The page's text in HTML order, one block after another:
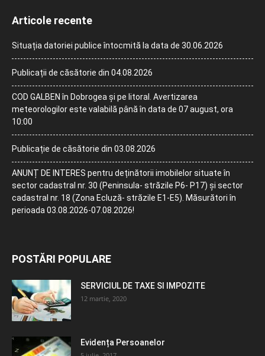
Articole recente
Situația datoriei publice întocmită la data de 30.06.2026
Publicații de căsătorie din 04.08.2026
COD GALBEN în Dobrogea și pe litoral. Avertizarea
meteorologilor este valabilă până în data de 07 august, ora
10:00
Publicație de căsătorie din 03.08.2026
ANUNȚ DE INTERES pentru deținătorii imobilelor situate în
sector cadastral nr. 30 (Peninsula- străzile P6- P17) și sector
cadastral nr. 18 (Zona Ecluză- străzile E1-E5). Măsurători în
perioada 03.08.2026-07.08.2026!
POSTĂRI POPULARE
SERVICIUL DE TAXE SI IMPOZITE
12 martie, 2020
Evidența Persoanelor